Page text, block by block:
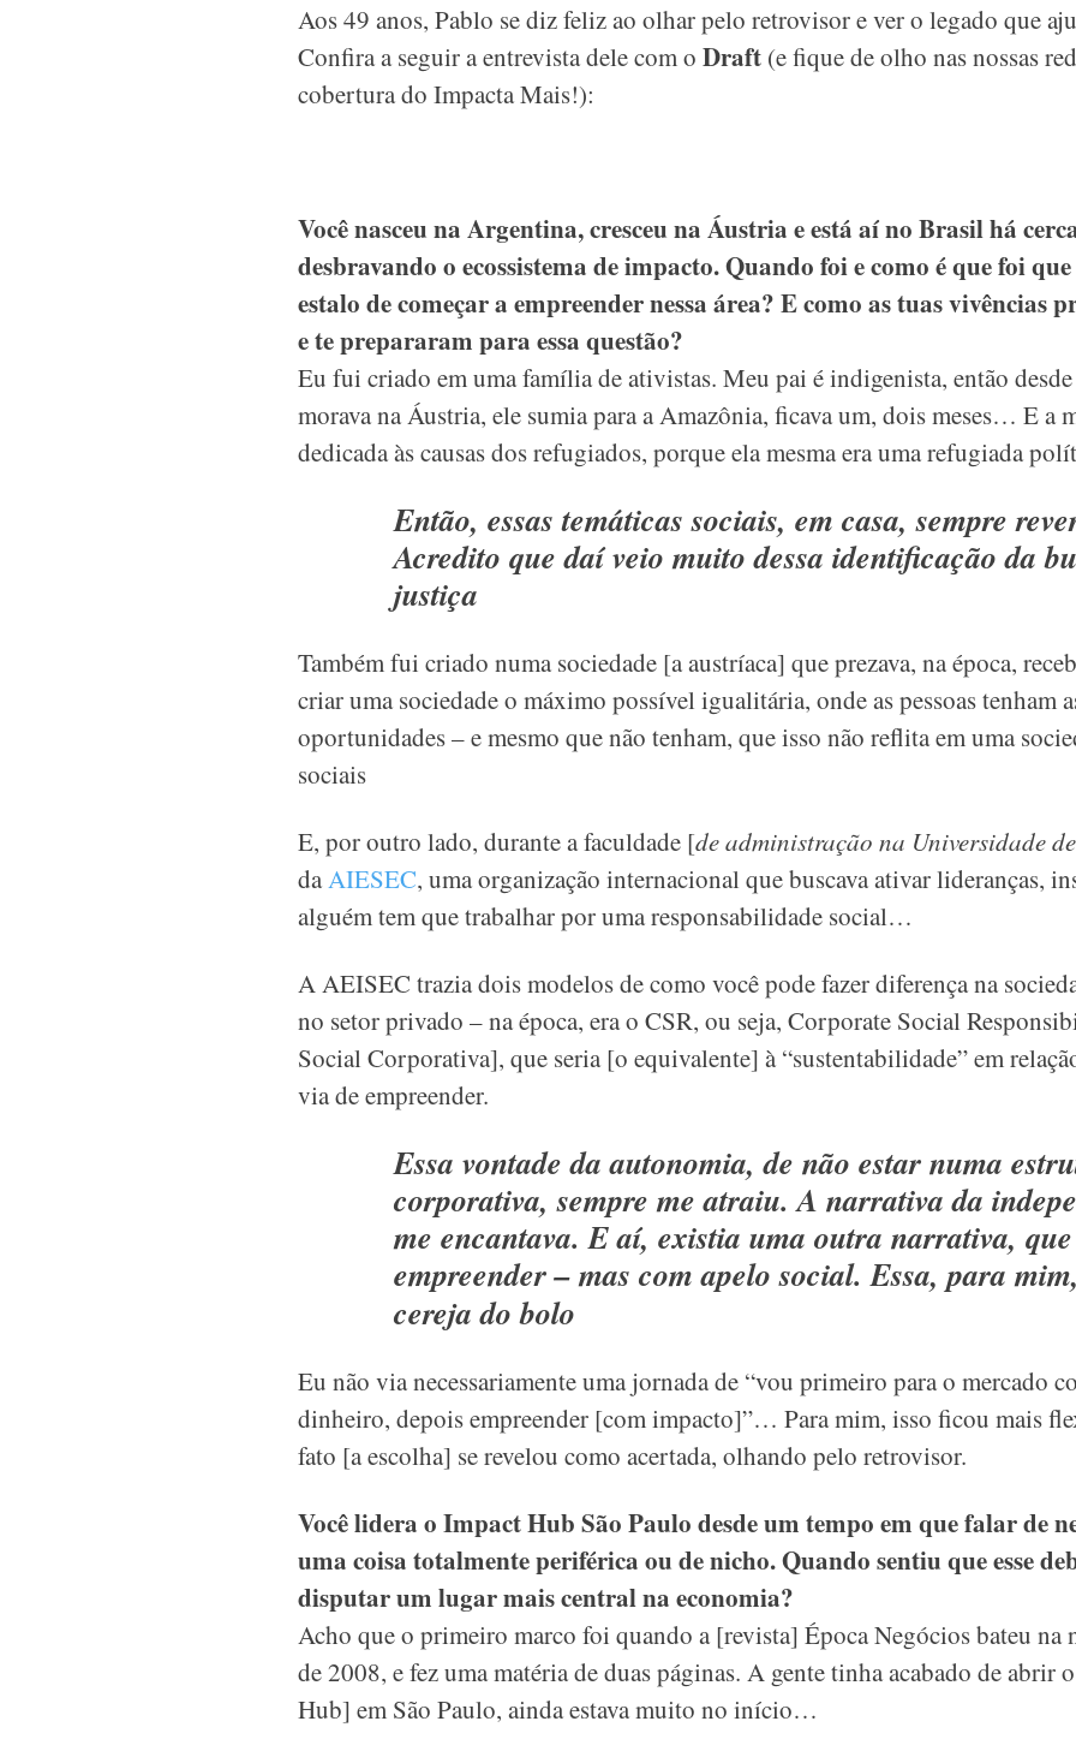
Aos 49 anos, Pablo se diz feliz ao olhar pelo retrovisor e ver o legado que
Confira a seguir a entrevista dele com o Draft(e fique de olho nas nossas
cobertura do Impacta Mais!):
Você nasceu na Argentina, cresceu na Áustria e está aí no Brasil há
desbravando o ecossistema de impacto. Quando foi e como é que foi
estalo de começar a empreender nessa área? E como as tuas vivências
e te prepararam para essa questão?
Eu fui criado em uma família de ativistas. Meu pai é indigenista, então desde
morava na Áustria, ele sumia para a Amazônia, ficava um, dois meses… E a
dedicada às causas dos refugiados, porque ela mesma era uma refugiada
Então, essas temáticas sociais, em casa, sempre
Acredito que daí veio muito dessa identificação da
justiça
Também fui criado numa sociedade [a austríaca] que prezava, na época,
criar uma sociedade o máximo possível igualitária, onde as pessoas tenham
oportunidades – e mesmo que não tenham, que isso não reflita em uma
sociais
E, por outro lado, durante a faculdade [de administração na Universidade
daAIESEC, uma organização internacional que buscava ativar lideranças,
alguém tem que trabalhar por uma responsabilidade social…
A AEISEC trazia dois modelos de como você pode fazer diferença na
no setor privado – na época, era o CSR, ou seja, Corporate Social
Social Corporativa], que seria [o equivalente] à “sustentabilidade” em
via de empreender.
Essa vontade da autonomia, de não estar numa
corporativa, sempre me atraiu. A narrativa da
me encantava. E aí, existia uma outra narrativa,
empreender – mas com apelo social. Essa, para
cereja do bolo
Eu não via necessariamente uma jornada de “vou primeiro para o mercado
dinheiro, depois empreender [com impacto]”… Para mim, isso ficou mais
fato [a escolha] se revelou como acertada, olhando pelo retrovisor.
Você lidera o Impact Hub São Paulo desde um tempo em que falar de
uma coisa totalmente periférica ou de nicho. Quando sentiu que esse
disputar um lugar mais central na economia?
Acho que o primeiro marco foi quando a [revista] Época Negócios bateu na
de 2008, e fez uma matéria de duas páginas. A gente tinha acabado de abrir
Hub] em São Paulo, ainda estava muito no início…